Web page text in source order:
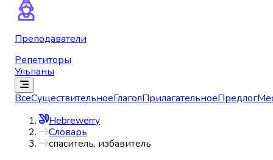
Преподаватели
Репетиторы
Ульпаны
ВсеСуществительноеГлаголПрилагательноеПредлог
Hebrewerry
Словарь
спаситель, избавитель